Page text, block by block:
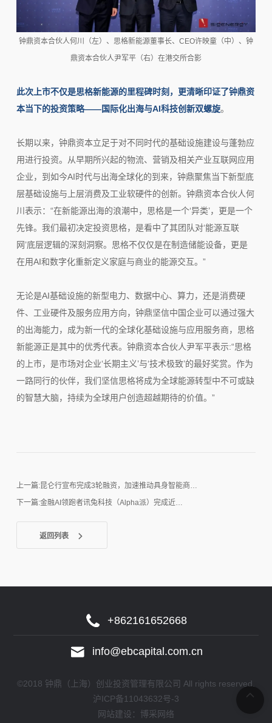
钟鼎资本合伙人何川（左）、思格新能源董事长、CEO许映童（中）、钟
鼎资本合伙人尹军平（右）在港交所合影
此次上市不仅是思格新能源的里程碑时刻，更清晰印证了钟鼎资
本当下的投资策略——国际化出海与AI科技创新双螺旋。
长期以来，钟鼎资本立足于对不同时代的基础设施建设与蓬勃应
用进行投资。从早期所兴起的物流、营销及相关产业互联网应用
企业，到如今AI时代与出海全球化的到来，钟鼎聚焦当下新型底
层基础设施与上层消费及工业软硬件的创新。钟鼎资本合伙人何
川表示：“在新能源出海的浪潮中，思格是一个‘异类’，更是一个
先锋。我们最初决定投资思格，是看中了其团队对‘能源互联
网’底层逻辑的深刻洞察。思格不仅仅是在制造储能设备，更是
在用AI和数字化重新定义家庭与商业的能源交互。”
无论是AI基础设施的新型电力、数据中心、算力，还是消费硬
件、工业硬件及服务应用方向，钟鼎坚信中国企业可以通过强大
的出海能力，成为新一代的全球化基础设施与应用服务商，思格
新能源正是其中的优秀代表。钟鼎资本合伙人尹军平表示:“思格
的上市，是市场对企业‘长期主义’与‘技术极致’的最好奖赏。作为
一路同行的伙伴，我们坚信思格将成为全球能源转型中不可或缺
的智慧大脑，持续为全球用户创造超越期待的价值。”
上一篇:昆仑行宣布完成3轮融资，加速推动具身智能商…
下一篇:金融AI领跑者讯兔科技（Alpha派）完成近…
返回列表
+862161652668
info@ebcapital.com.cn
©2018 钟鼎（上海）创业投资管理有限公司 All rights reserved.
沪ICP备11043632号-3
网站建设： 博采网络